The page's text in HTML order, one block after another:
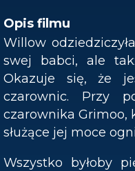
Opis filmu
Willow
swej babci, ale
Okazuje się, że
czarownic. Przy
czarownika Grimoo,
służące jej moce
Wszystko byłoby